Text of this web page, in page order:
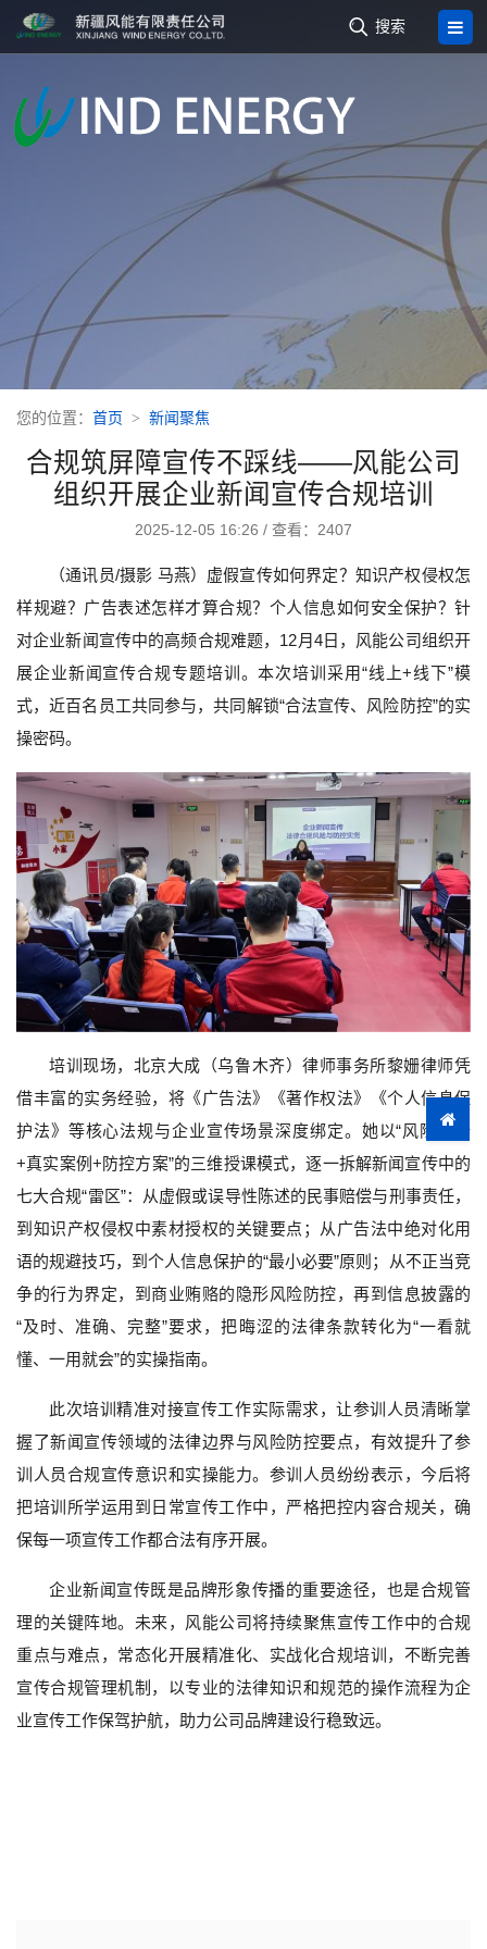
 搜索
您的位置： 首页 新闻聚焦
合规筑屏障宣传不踩线——风能公司
组织开展企业新闻宣传合规培训
2025-12-05 16:26 / 查看：2407
（通讯员/摄影 马燕）虚假宣传如何界定？知识产权侵权怎
样规避？广告表述怎样才算合规？个人信息如何安全保护？针
对企业新闻宣传中的高频合规难题，12月4日，风能公司组织开
展企业新闻宣传合规专题培训。本次培训采用“线上+线下”模
式，近百名员工共同参与，共同解锁“合法宣传、风险防控”的实
操密码。
培训现场，北京大成（乌鲁木齐）律师事务所黎姗律师凭
借丰富的实务经验，将《广告法》《著作权法》《个人信息保
护法》等核心法规与企业宣传场景深度绑定。她以“风险解析
+真实案例+防控方案”的三维授课模式，逐一拆解新闻宣传中的
七大合规“雷区”：从虚假或误导性陈述的民事赔偿与刑事责任，
到知识产权侵权中素材授权的关键要点；从广告法中绝对化用
语的规避技巧，到个人信息保护的“最小必要”原则；从不正当竞
争的行为界定，到商业贿赂的隐形风险防控，再到信息披露的
“及时、准确、完整”要求，把晦涩的法律条款转化为“一看就
懂、一用就会”的实操指南。
此次培训精准对接宣传工作实际需求，让参训人员清晰掌
握了新闻宣传领域的法律边界与风险防控要点，有效提升了参
训人员合规宣传意识和实操能力。参训人员纷纷表示，今后将
把培训所学运用到日常宣传工作中，严格把控内容合规关，确
保每一项宣传工作都合法有序开展。
企业新闻宣传既是品牌形象传播的重要途径，也是合规管
理的关键阵地。未来，风能公司将持续聚焦宣传工作中的合规
重点与难点，常态化开展精准化、实战化合规培训，不断完善
宣传合规管理机制，以专业的法律知识和规范的操作流程为企
业宣传工作保驾护航，助力公司品牌建设行稳致远。